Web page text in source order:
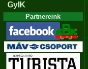
GyIK
Partnereink